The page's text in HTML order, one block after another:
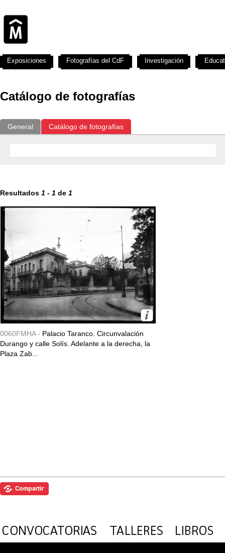
Catálogo de fotografías
General Catálogo de fotografías
Resultados 1 - 1 de 1
0060FMHA - Palacio Taranco. Circunvalación
Durango y calle Solís. Adelante a la derecha, la
Plaza Zab...
Exposiciones Fotografías del CdF Investigación